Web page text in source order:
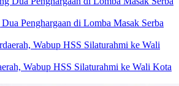
Penghargaan di Lomba Masak Serba
Wabup HSS Silaturahmi ke Wali Kota